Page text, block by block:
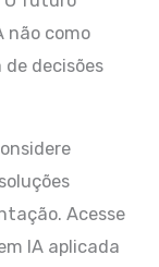
não como
decisões
Acesse
IA aplicada